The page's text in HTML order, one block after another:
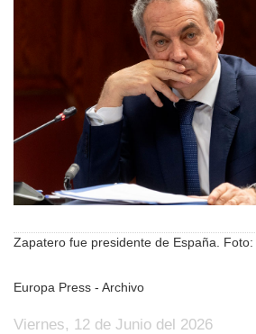
Zapatero fue presidente de España.
Europa Press - Archivo
Viernes, 12 de Junio del 2026